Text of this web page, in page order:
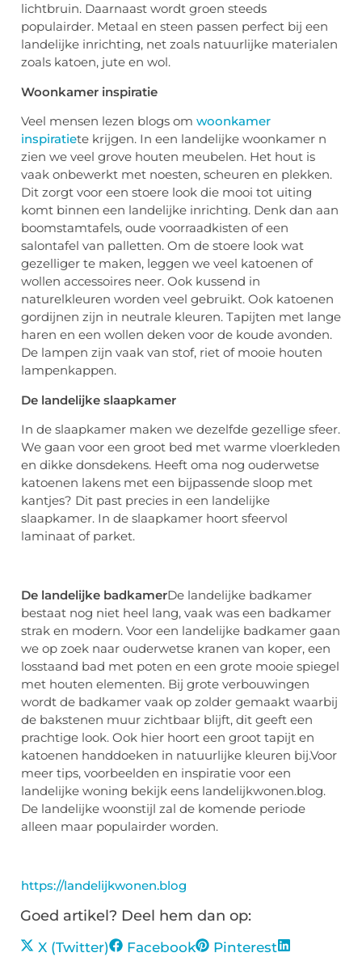
lichtbruin. Daarnaast wordt groen steeds
populairder. Metaal en steen passen perfect bij een
landelijke inrichting, net zoals natuurlijke materialen
zoals katoen, jute en wol.
Woonkamer inspiratie
Veel mensen lezen blogs om woonkamer
inspiratiete krijgen. In een landelijke woonkamer n
zien we veel grove houten meubelen. Het hout is
vaak onbewerkt met noesten, scheuren en plekken.
Dit zorgt voor een stoere look die mooi tot uiting
komt binnen een landelijke inrichting. Denk dan aan
boomstamtafels, oude voorraadkisten of een
salontafel van palletten. Om de stoere look wat
gezelliger te maken, leggen we veel katoenen of
wollen accessoires neer. Ook kussend in
naturelkleuren worden veel gebruikt. Ook katoenen
gordijnen zijn in neutrale kleuren. Tapijten met lange
haren en een wollen deken voor de koude avonden.
De lampen zijn vaak van stof, riet of mooie houten
lampenkappen.
De landelijke slaapkamer
In de slaapkamer maken we dezelfde gezellige sfeer.
We gaan voor een groot bed met warme vloerkleden
en dikke donsdekens. Heeft oma nog ouderwetse
katoenen lakens met een bijpassende sloop met
kantjes? Dit past precies in een landelijke
slaapkamer. In de slaapkamer hoort sfeervol
laminaat of parket.
De landelijke badkamerDe landelijke badkamer
bestaat nog niet heel lang, vaak was een badkamer
strak en modern. Voor een landelijke badkamer gaan
we op zoek naar ouderwetse kranen van koper, een
losstaand bad met poten en een grote mooie spiegel
met houten elementen. Bij grote verbouwingen
wordt de badkamer vaak op zolder gemaakt waarbij
de bakstenen muur zichtbaar blijft, dit geeft een
prachtige look. Ook hier hoort een groot tapijt en
katoenen handdoeken in natuurlijke kleuren bij.Voor
meer tips, voorbeelden en inspiratie voor een
landelijke woning bekijk eens landelijkwonen.blog.
De landelijke woonstijl zal de komende periode
alleen maar populairder worden.
https://landelijkwonen.blog
Goed artikel? Deel hem dan op:
X (Twitter) Facebook
Pinterest